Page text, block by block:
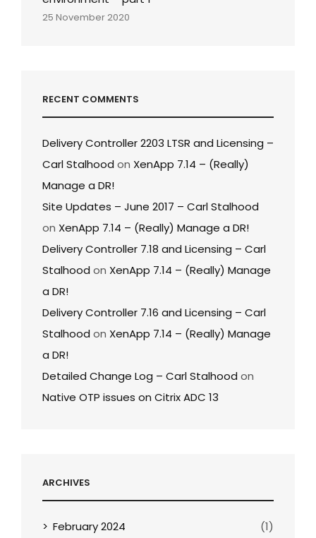
25 November 2020
RECENT COMMENTS
Delivery Controller 2203 LTSR and Licensing –
Carl Stalhood on XenApp 7.14 – (Really)
Manage a DR!
Site Updates – June 2017 – Carl Stalhood
on XenApp 7.14 – (Really) Manage a DR!
Delivery Controller 7.18 and Licensing – Carl
Stalhood on XenApp 7.14 – (Really) Manage
a DR!
Delivery Controller 7.16 and Licensing – Carl
Stalhood on XenApp 7.14 – (Really) Manage
a DR!
Detailed Change Log – Carl Stalhood on
Native OTP issues on Citrix ADC 13
ARCHIVES
February 2024
(1)